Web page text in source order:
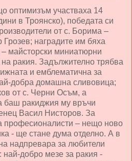
оптимизъм участваха 14
в Троянско), победата си
от с. Борима –
наградите им бяха
майсторски миниатюрни
ракия. Задължително трябва
и емблематична за
добра домашна сливовица;
от с. Черни Осъм, а
баш ракиджия му връчи
Васил Нисторов. За
професионалисти – нещо ново
- ще стане дума отделно. А в
надпревара за любители
най-добро мезе за ракия -